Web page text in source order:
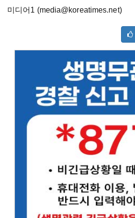
미디어1 (media@koreatimes.net)